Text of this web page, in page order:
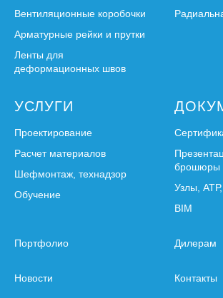
Вентиляционные коробочки
Арматурные рейки и прутки
Ленты для
деформационных швов
УСЛУГИ
Проектирование
Расчет материалов
Шефмонтаж, технадзор
Обучение
брошюры
Узлы,
BIM
Портфолио Дилерам
Новости Контакты